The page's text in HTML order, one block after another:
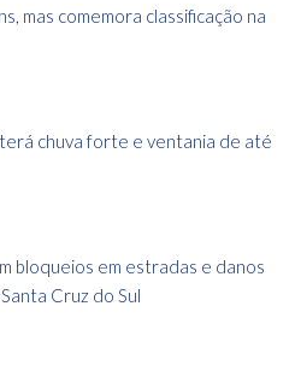
mas comemora classificação na
chuva forte e ventania de até
bloqueios em estradas e danos
Cruz do Sul